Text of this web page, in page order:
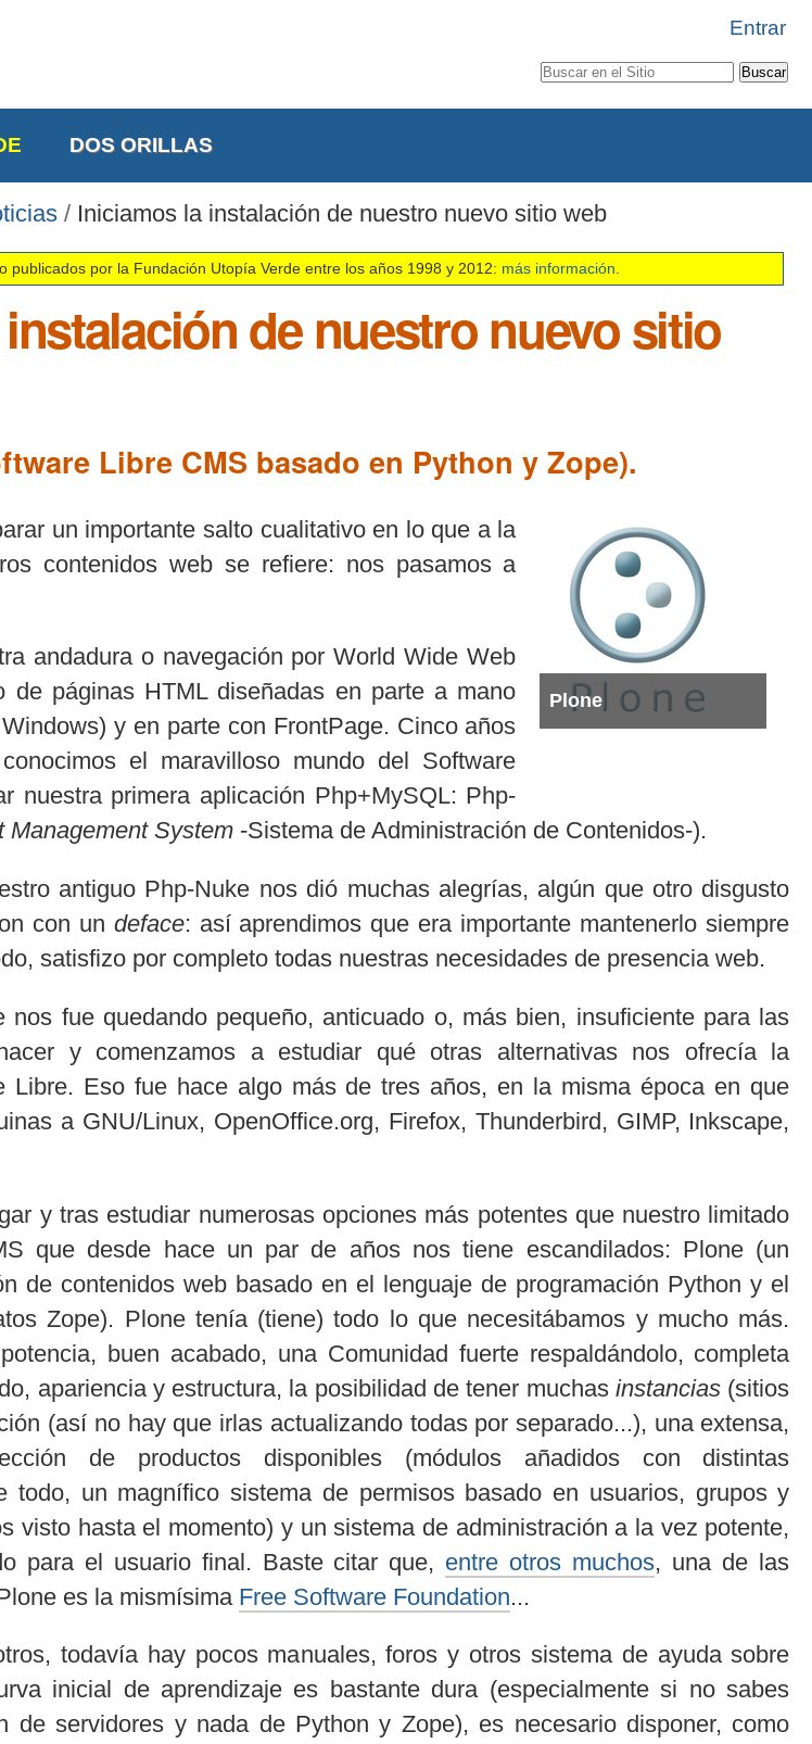
Entrar
Buscar
Avanzada…
DOS ORILLAS
/ Iniciamos la instalación de nuestro nuevo sitio web
publicados por la Fundación Utopía Verde entre los años 1998 y 2012: más información
de nuestro nuevo sitio
Libre CMS basado en Python y Zope).
Plone
un importante salto cualitativo en lo que a la
contenidos web se refiere: nos pasamos a
andadura o navegación por World Wide Web
de páginas HTML diseñadas en parte a mano
y en parte con FrontPage. Cinco años
el maravilloso mundo del Software
nuestra primera aplicación Php+MySQL: Php-
Management System-Sistema de Administración de Contenidos-).
antiguo Php-Nuke nos dió muchas alegrías, algún que otro disgusto
con un deface: así aprendimos que era importante mantenerlo siempre
satisfizo por completo todas nuestras necesidades de presencia web.
nos fue quedando pequeño, anticuado o, más bien, insuficiente para las
y comenzamos a estudiar qué otras alternativas nos ofrecía la
Libre. Eso fue hace algo más de tres años, en la misma época en que
a GNU/Linux, OpenOffice.org, Firefox, Thunderbird, GIMP, Inkscape,
y tras estudiar numerosas opciones más potentes que nuestro limitado
que desde hace un par de años nos tiene escandilados: Plone (un
de contenidos web basado en el lenguaje de programación Python y el
Zope). Plone tenía (tiene) todo lo que necesitábamos y mucho más.
buen acabado, una Comunidad fuerte respaldándolo, completa
apariencia y estructura, la posibilidad de tener muchasinstancias (sitios
(así no hay que irlas actualizando todas por separado...), una extensa,
de productos disponibles (módulos añadidos con distintas
todo, un magnífico sistema de permisos basado en usuarios, grupos y
visto hasta el momento) y un sistema de administración a la vez potente,
para el usuario final. Baste citar que, entre otros muchos, una de las
es la mismísima Free Software Foundation...
todavía hay pocos manuales, foros y otros sistema de ayuda sobre
inicial de aprendizaje es bastante dura (especialmente si no sabes
de servidores y nada de Python y Zope), es necesario disponer, como